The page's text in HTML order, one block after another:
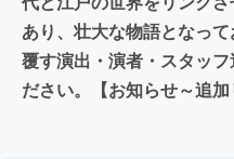
あり、壮大な物語となっ
覆す演出・演者・スタッ
ださい。【お知らせ～追加